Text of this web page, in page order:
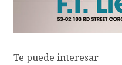
Te puede interesar